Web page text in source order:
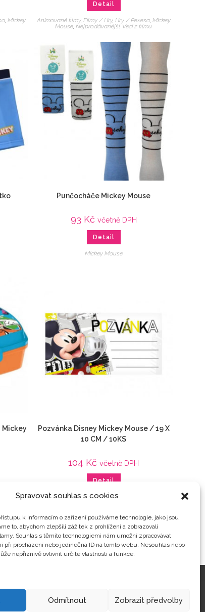
Spravovat souhlas s cookies
k informacím o zařízení používáme technologie, jako jsou
to, abychom zlepšili zážitek z prohlížení a zobrazovali
Souhlas s těmito technologiemi nám umožní zpracovávat
při procházení nebo jedinečná ID na tomto webu. Nesouhlas nebo
nepříznivě ovlivnit určité vlastnosti a funkce.
Odmítnout Zobrazit předvolby
,Mickey
Detail
Animované filmy, Filmy / Hry, Hry / Pexesa, Mickey
Mouse,Nejprodávanější, Veci z filmu
Punčocháče Mickey Mouse
93 Kč včetně DPH
Detail
Mickey Mouse
Mickey
Mouse,
Pozvánka Disney Mickey Mouse / 19 X
10 CM / 10KS
104 Kč včetně DPH
Detail
Animované filmy ,Domácnost,